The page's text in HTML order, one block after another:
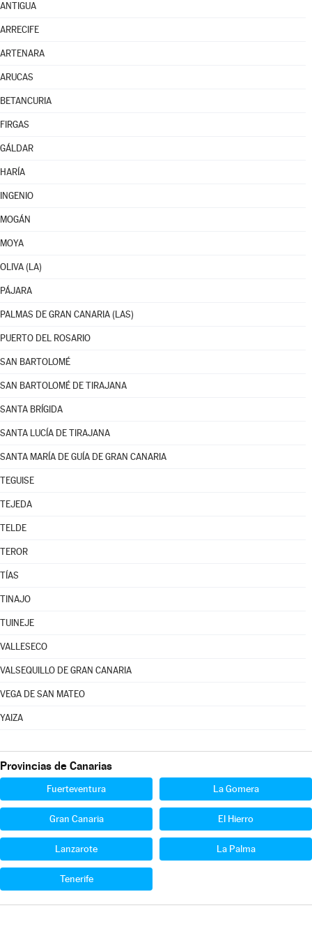
ANTIGUA
ARRECIFE
ARTENARA
ARUCAS
BETANCURIA
FIRGAS
GÁLDAR
HARÍA
INGENIO
MOGÁN
MOYA
OLIVA (LA)
PÁJARA
PALMAS DE GRAN CANARIA (LAS)
PUERTO DEL ROSARIO
SAN BARTOLOMÉ
SAN BARTOLOMÉ DE TIRAJANA
SANTA BRÍGIDA
SANTA LUCÍA DE TIRAJANA
SANTA MARÍA DE GUÍA DE GRAN CANARIA
TEGUISE
TEJEDA
TELDE
TEROR
TÍAS
TINAJO
TUINEJE
VALLESECO
VALSEQUILLO DE GRAN CANARIA
VEGA DE SAN MATEO
YAIZA
Provincias de Canarias
Fuerteventura La Gomera
Gran Canaria El Hierro
Lanzarote La Palma
Tenerife